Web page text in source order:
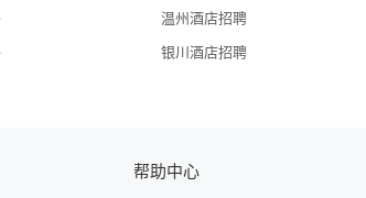
温州酒店招聘
银川酒店招聘
帮助中心